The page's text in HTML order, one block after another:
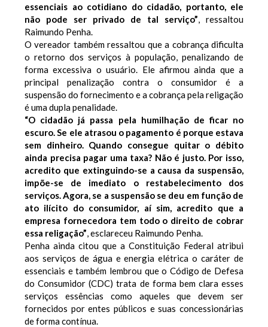
essenciais ao cotidiano do cidadão, portanto, ele
não pode ser privado de tal serviço”, ressaltou
Raimundo Penha.
O vereador também ressaltou que a cobrança dificulta
o retorno dos serviços à população, penalizando de
forma excessiva o usuário. Ele afirmou ainda que a
principal penalização contra o consumidor é a
suspensão do fornecimento e a cobrança pela religação
é uma dupla penalidade.
“O cidadão já passa pela humilhação de ficar no
escuro. Se ele atrasou o pagamento é porque estava
sem dinheiro. Quando consegue quitar o débito
ainda precisa pagar uma taxa? Não é justo. Por isso,
acredito que extinguindo-se a causa da suspensão,
impõe-se de imediato o restabelecimento dos
serviços. Agora, se a suspensão se deu em função de
ato ilícito do consumidor, aí sim, acredito que a
empresa fornecedora tem todo o direito de cobrar
essa religação”, esclareceu Raimundo Penha.
Penha ainda citou que a Constituição Federal atribui
aos serviços de água e energia elétrica o caráter de
essenciais e também lembrou que o Código de Defesa
do Consumidor (CDC) trata de forma bem clara esses
serviços essências como aqueles que devem ser
fornecidos por entes públicos e suas concessionárias
de forma contínua.